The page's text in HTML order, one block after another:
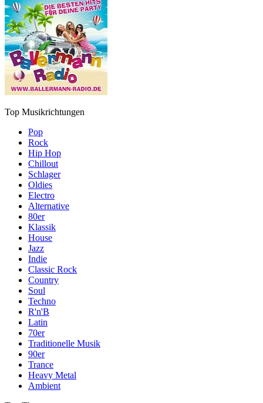
Top Musikrichtungen
Pop
Rock
Hip Hop
Chillout
Schlager
Oldies
Electro
Alternative
80er
Klassik
House
Jazz
Indie
Classic Rock
Country
Soul
Techno
R'n'B
Latin
70er
Traditionelle Musik
90er
Trance
Heavy Metal
Ambient